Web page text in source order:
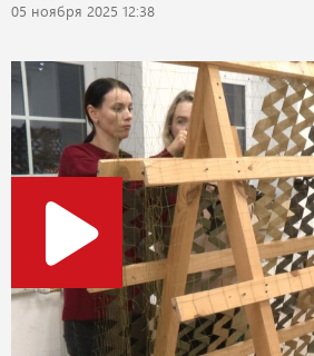
05 ноября 2025 12:38